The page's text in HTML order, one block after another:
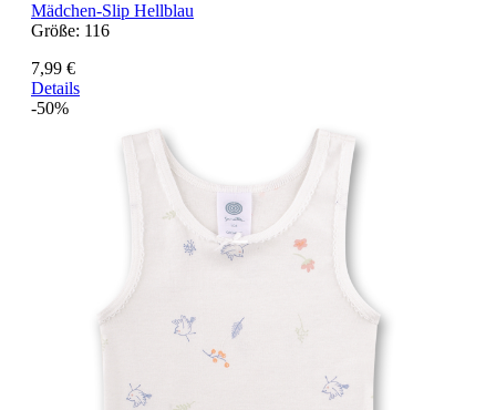
Mädchen-Slip Hellblau
Größe: 116
7,99 €
Details
-50%